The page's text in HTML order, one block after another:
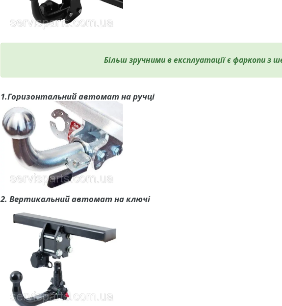
Більш зручними в експлуатації є фаркопи з
1.Горизонтальний автомат на ручці
2. Вертикальний автомат на ключі